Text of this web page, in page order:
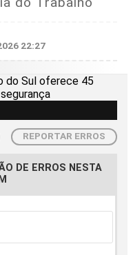
22:27
REPORTAR ERROS
DE ERROS NESTA